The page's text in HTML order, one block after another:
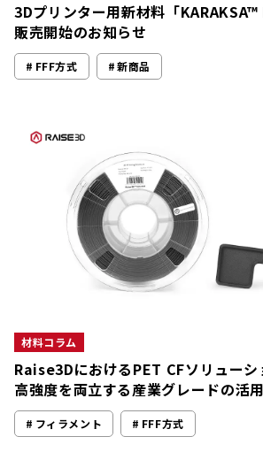
3Dプリンター用新材料「
販売開始のお知らせ
FFF方式 新商品
材料コラム
Raise3DにおけるPET CFソリューシ
高強度を両立する産業グレードの活
フィラメント FFF方式